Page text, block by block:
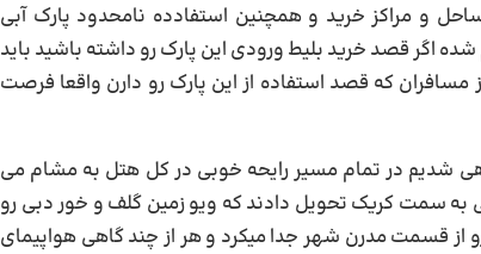
و مراکز خرید و همچنین استفادده نامحدود پارک آبی
اگر قصد خرید بلیط ورودی این پارک رو داشته باشید باید
از مسافران که قصد استفاده از این پارک رو دارن واقعا فرصت
شدیم در تمام مسیر رایحه خوبی در کل هتل به مشام می
هتل بسیار مجلل و جذابی بود در طبقه ۴ اتاقی به سمت کریک تحویل دادند که ویو زمین گلف و خور دبی رو
قسمت مدرن شهر جدا میکرد و هر از چند گاهی هواپیمای